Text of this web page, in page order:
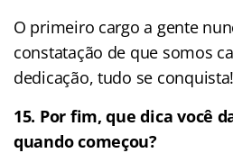
O primeiro cargo a gente
constatação de que somos
dedicação, tudo se conquista!
15. Por fim, que dica você
quando começou?